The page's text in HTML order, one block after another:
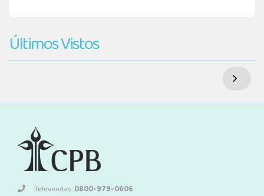
Últimos Vistos
Televendas:0800-979-0606